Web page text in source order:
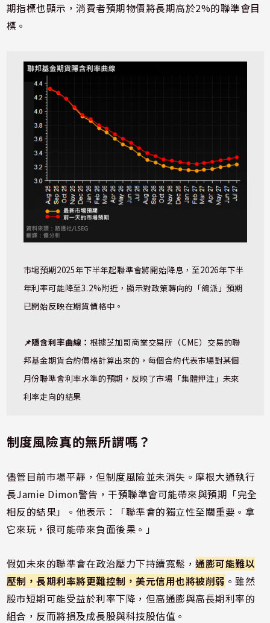
期指標也顯示，消費者預期物價將長期高於2%的聯準會目
標。
市場預期2025年下半年起聯準會將開始降息，至2026年下半
年利率可能降至3.2%附近，顯示對政策轉向的「鴿派」預期
已開始反映在期貨價格中。
📌隱含利率曲線： 根據芝加哥商業交易所（CME）交易的聯
邦基金期貨合約價格計算出來的，每個合約代表市場對某個
月份聯準會利率水準的預期，反映了市場「集體押注」未來
利率走向的結果
制度風險真的無所謂嗎？
儘管目前市場平靜，但制度風險並未消失。摩根大通執行
長Jamie Dimon警告，干預聯準會可能帶來與預期「完全
相反的結果」。他表示：「聯準會的獨立性至關重要。拿
它來玩，很可能帶來負面後果。」
假如未來的聯準會在政治壓力下持續寬鬆，通膨可能難以
壓制，長期利率將更難控制，美元信用也將被削弱 。雖然
股市短期可能受益於利率下降，但高通膨與高長期利率的
組合，反而將損及成長股與科技股估值。